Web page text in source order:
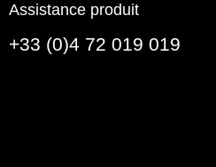
Assistance produit
+33 (0)4 72 019 019